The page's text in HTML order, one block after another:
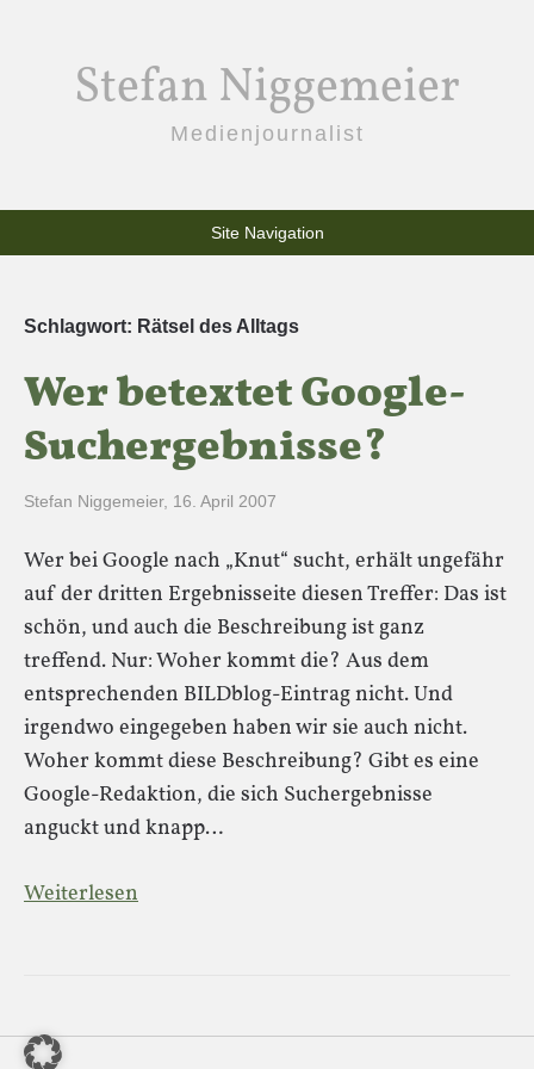
Stefan Niggemeier
Medienjournalist
Site Navigation
Schlagwort: Rätsel des Alltags
Wer betextet Google-
Suchergebnisse?
Stefan Niggemeier, 16. April 2007
Wer bei Google nach „Knut“ sucht, erhält ungefähr
auf der dritten Ergebnisseite diesen Treffer: Das ist
schön, und auch die Beschreibung ist ganz
treffend. Nur: Woher kommt die? Aus dem
entsprechenden BILDblog-Eintrag nicht. Und
irgendwo eingegeben haben wir sie auch nicht.
Woher kommt diese Beschreibung? Gibt es eine
Google-Redaktion, die sich Suchergebnisse
anguckt und knapp…
Weiterlesen